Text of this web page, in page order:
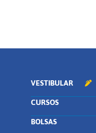
VESTIBULAR
CURSOS
BOLSAS